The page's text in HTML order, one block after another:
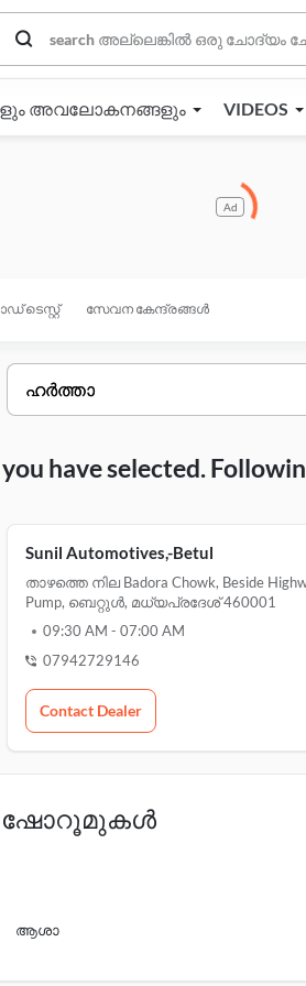
അവലോകനങ്ങളും VIDEOS
Ad
ടെസ്റ്റ് സേവന കേന്ദ്രങ്ങൾ
have selected.
Sunil Automotives,-Betul
താഴത്തെ നില Badora Chowk, Beside
Pump, ബെറ്റുൾ, മധ്യപ്രദേശ് 460001
09:30 AM - 07:00 AM
07942729146
Contact Dealer
ഷോറൂമുകൾ
ആശാ